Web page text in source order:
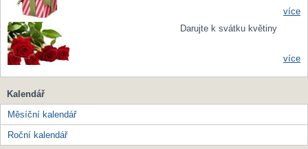
více
Darujte k svátku květiny
více
Kalendář
Měsíční kalendář
Roční kalendář